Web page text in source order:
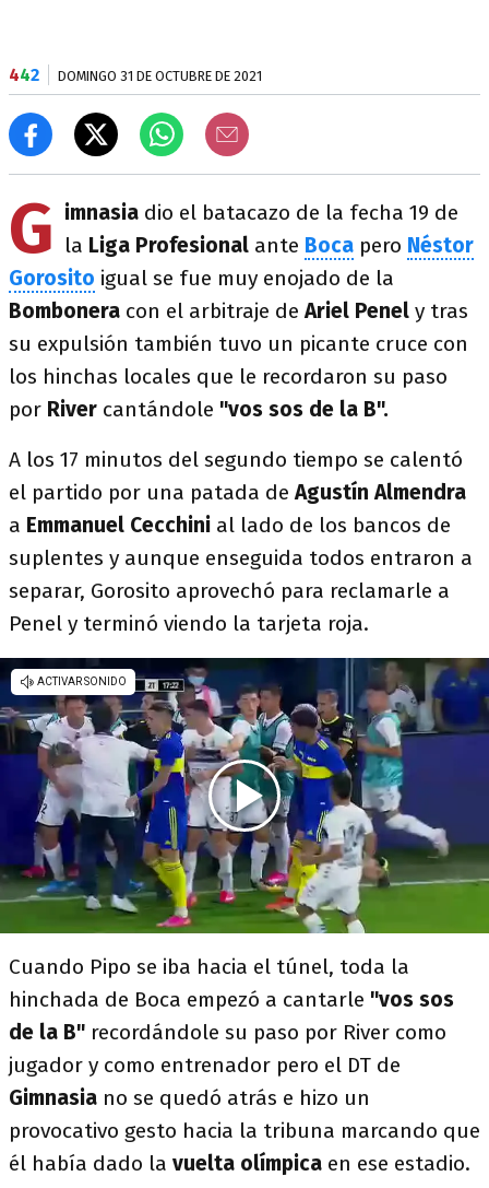
442 DOMINGO 31 DE OCTUBRE DE 2021
G imnasia dio el batacazo de la fecha 19 de
la Liga Profesional ante Boca pero Néstor
Gorosito igual se fue muy enojado de la
Bombonera con el arbitraje de Ariel Penel y tras
su expulsión también tuvo un picante cruce con
los hinchas locales que le recordaron su paso
por River cantándole "vos sos de la B".
A los 17 minutos del segundo tiempo se calentó
el partido por una patada deAgustín Almendra
a Emmanuel Cecchini al lado de los bancos de
suplentes y aunque enseguida todos entraron a
separar, Gorosito aprovechó para reclamarle a
Penel y terminó viendo la tarjeta roja.
Cuando Pipo se iba hacia el túnel, toda la
hinchada de Boca empezó a cantarle "vos sos
de la B" recordándole su paso por River como
jugador y como entrenador pero el DT de
Gimnasia no se quedó atrás e hizo un
provocativo gesto hacia la tribuna marcando que
él había dado la vuelta olímpica en ese estadio.